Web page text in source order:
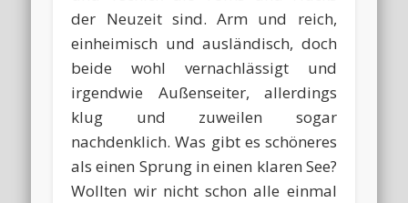
der Neuzeit sind. Arm und reich,
einheimisch und ausländisch, doch
beide wohl vernachlässigt und
irgendwie Außenseiter, allerdings
klug und zuweilen sogar
nachdenklich. Was gibt es schöneres
als einen Sprung in einen klaren See?
Wollten wir nicht schon alle einmal